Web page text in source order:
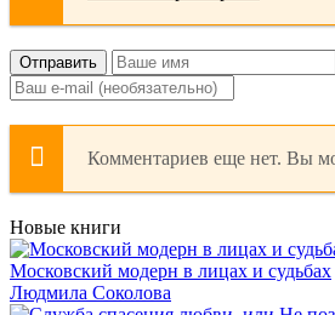
Отправить
Комментариев еще нет. Вы
Новые книги
Московский модерн в лицах и судьбах
Людмила Соколова